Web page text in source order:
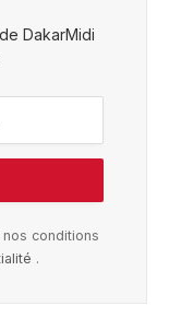
DakarMidi
conditions
.